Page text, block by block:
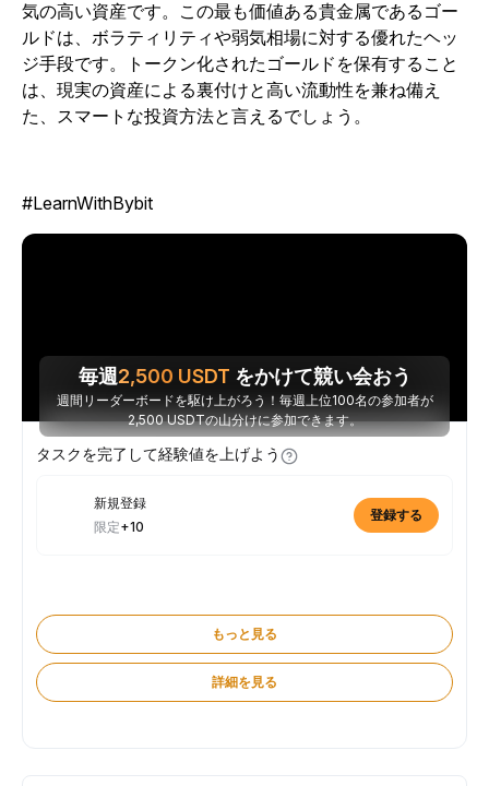
気の高い資産です。この最も価値ある貴金属であるゴー
ルドは、ボラティリティや弱気相場に対する優れたヘッ
ジ手段です。トークン化されたゴールドを保有すること
は、現実の資産による裏付けと高い流動性を兼ね備え
た、スマートな投資方法と言えるでしょう。
#LearnWithBybit
毎週2,500 USDT をかけて競い会おう
週間リーダーボードを駆け上がろう！毎週上位100名の参加者が
2,500 USDTの山分けに参加できます。
タスクを完了して経験値を上げよう
新規登録
限定+10
登録する
もっと見る
詳細を見る